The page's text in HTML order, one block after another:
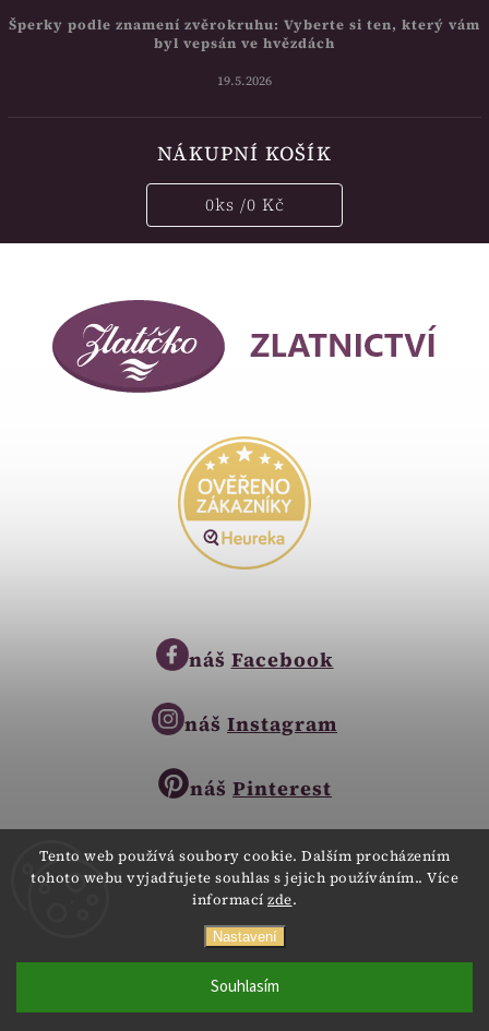
Tento web používá soubory cookie. Dalším procházením
tohoto webu vyjadřujete souhlas s jejich používáním.. Více
informací zde.
Nastavení
Souhlasím
obchod@zlatnictvi-zlaticko.cz
Šperky podle znamení zvěrokruhu: Vyberte si ten, který vám
byl vepsán ve hvězdách
19.5.2026
NÁKUPNÍ KOŠÍK
0ks /0 Kč
náš Facebook
náš Instagram
náš Pinterest
Copyright © 2023
Všechna práva vyhrazena.
WebdesignDigitalka.cz